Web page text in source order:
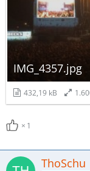
IMG_4357.jpg
432,19 kB
1
ThoSchu